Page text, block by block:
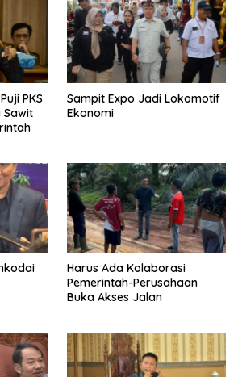
PKS
Sawit
Sampit Expo Jadi Lokomotif
Ekonomi
Harus Ada Kolaborasi
Pemerintah-Perusahaan
Buka Akses Jalan